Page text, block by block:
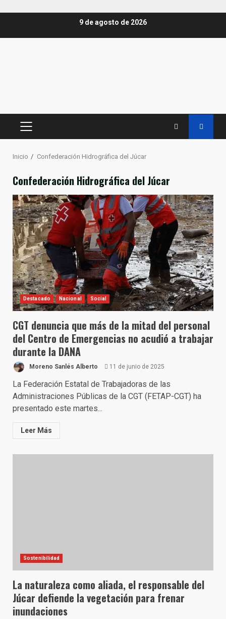
9 de agosto de 2026
MENÚ
Inicio Confederación Hidrográfica del Júcar
Confederación Hidrográfica del Júcar
Destacado Nacional Social
CGT denuncia que más de la mitad del personal
del Centro de Emergencias no acudió a trabajar
durante la DANA
Moreno Sanlés Alberto 11 de junio de 2025
La Federación Estatal de Trabajadoras de las
Administraciones Públicas de la CGT (FETAP-CGT) ha
presentado este martes...
Leer Más
Sostenibilidad
La naturaleza como aliada, el responsable del
Júcar defiende la vegetación para frenar
inundaciones